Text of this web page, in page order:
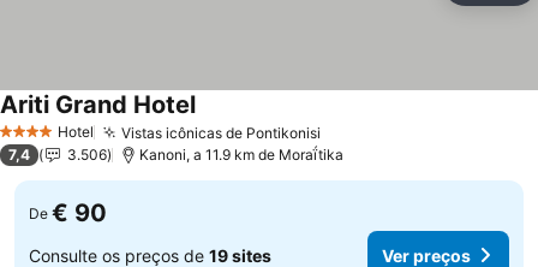
4 EstrelasHotel Vistas icônicas de Pontikonisi
Ariti Grand HotelVer preços
7,4 3.506 Kanoni, a 11.9 km de Moraḯtika
De € 90
Consulte os preços de 19 sites Ver preços